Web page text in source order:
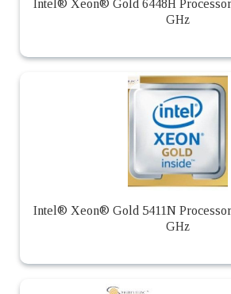
Intel® Xeon® Gold 6448H Processor
GHz
Intel® Xeon® Gold 5411N Processor
GHz